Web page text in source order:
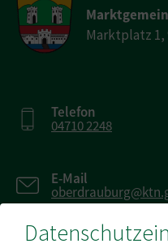
Marktplatz 1,
Telefon
04710 2248
E-Mail